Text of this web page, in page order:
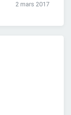
2 mars 2017